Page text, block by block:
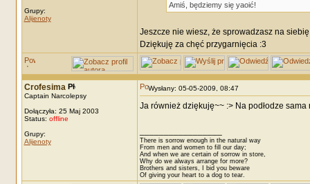
Grupy:
Alijenoty
Amiś, będziemy się yaoić!
Jeszcze nie wiesz, że sprowadzasz na
Dziękuję za chęć przygarnięcia :3
Crofesima
Captain Narcolepsy
Dołączyła: 25 Maj 2003
Status: offline
Grupy:
Alijenoty
Wysłany: 05-05-2009, 08:47
Ja również dziękuję~~ :> Na podłodze sama
There is sorrow enough in the natural way
From men and women to fill our day;
And when we are certain of sorrow in store,
Why do we always arrange for more?
Brothers and sisters, I bid you beware
Of giving your heart to a dog to tear.